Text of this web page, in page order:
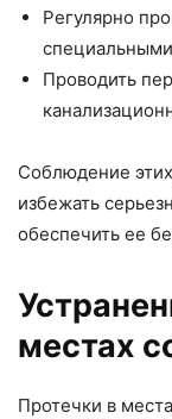
Регулярно
Проводить
Соблюдение
избежать
обеспечить ее
местах
Протечки в